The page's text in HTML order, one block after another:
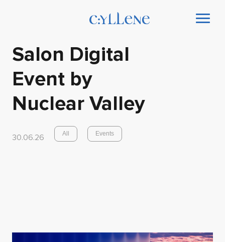
Salon Digital
Event by
Nuclear Valley
30.06.26 All Events